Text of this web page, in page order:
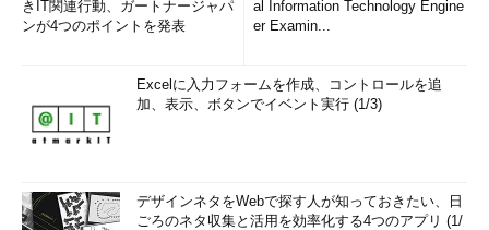
きIT関連行動、ガートナージャパ
ンが4つのポイントを発表
al Information Technology Engine
er Examin...
Excelに入力フォームを作成、コントロールを追
加、表示、ボタンでイベント実行 (1/3)
デザインネタをWebで探す人が知っておきたい、日
ごろのネタ収集と活用を効率化する4つのアプリ (1/